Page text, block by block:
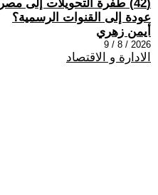
(42) طفرة التحويلات إلى
عودة إلى القنوات الرسمية؟
أيمن زهري
2026 / 8 / 9
الادارة و الاقتصاد